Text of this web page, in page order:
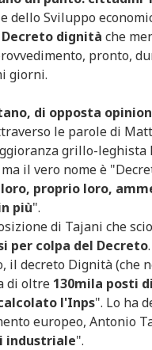
dello Sviluppo
Decreto dignità che
pronto,
giorni.
di opposta
le parole di
grillo-
il vero nome è
proprio loro,
più".
di Tajani che
per colpa del Decreto.
il decreto Dignità (che
di oltre 130mila posti
l'Inps". Lo ha
europeo, Antonio
industriale".